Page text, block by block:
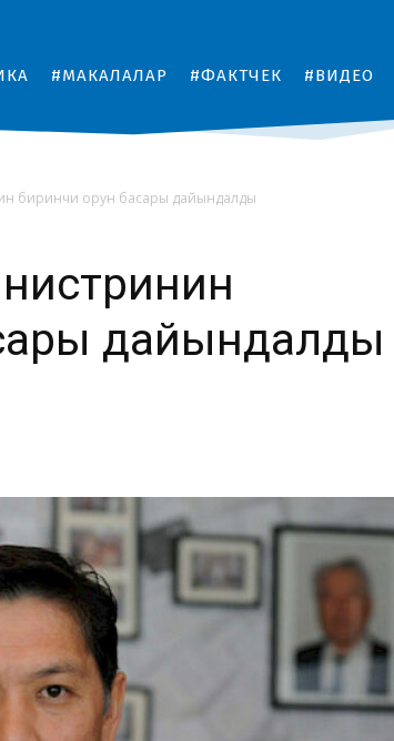
#МАКАЛАЛАР #ФАКТЧЕК #ВИДЕО
биринчи орун басары дайындалды
дайындалды